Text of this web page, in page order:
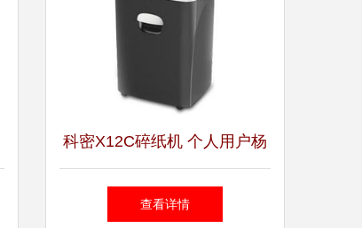
科密X12C碎纸机 个人用户杨
传臣的可靠办公助手
查看详情